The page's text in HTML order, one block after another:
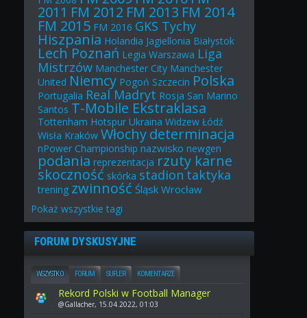
2011 FM 2012 FM 2013 FM 2014
FM 2015 FM 2016 GKS Tychy
Hiszpania Holandia Jagiellonia Białystok
Lech Poznań Legia Warszawa Liga
Mistrzów Manchester City Manchester
United Niemcy Pogoń Szczecin Polska
Portugalia Real Madryt Rosja San Marino
Santos T-Mobile Ekstraklasa
Tottenham Hotspur Ukraina Widzew Łódź
Wisła Kraków Włochy determinacja
nPower Championship nazwisko newgen
podania reprezentacja rzuty karne
skoczność skórka stadiontaktyka
trening zwinność Śląsk Wrocław
Pokaż wszystkie tagi
FORUM DYSKUSYJNE
WSZYSTKO FORUM SUFLER KOMENTARZE
Rekord Polski w Football Manager
@Gallacher, 15.04.2022, 01:03